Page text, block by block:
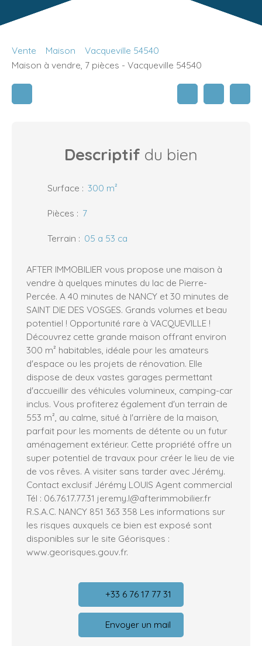
Vente Maison
Vacqueville 54540
Maison à vendre, 7 pièces - Vacqueville 54540
Descriptif du bien
Surface : 300 m²
Pièces : 7
Terrain : 05 a 53 ca
AFTER IMMOBILIER vous propose une maison à
vendre à quelques minutes du lac de Pierre-
Percée. A 40 minutes de NANCY et 30 minutes de
SAINT DIE DES VOSGES. Grands volumes et beau
potentiel ! Opportunité rare à VACQUEVILLE !
Découvrez cette grande maison offrant environ
300 m² habitables, idéale pour les amateurs
d'espace ou les projets de rénovation. Elle
dispose de deux vastes garages permettant
d'accueillir des véhicules volumineux, camping-car
inclus. Vous profiterez également d'un terrain de
553 m², au calme, situé à l'arrière de la maison,
parfait pour les moments de détente ou un futur
aménagement extérieur. Cette propriété offre un
super potentiel de travaux pour créer le lieu de vie
de vos rêves. A visiter sans tarder avec Jérémy.
Contact exclusif Jérémy LOUIS Agent commercial
Tél : 06.76.17.77.31 jeremy.l@afterimmobilier.fr
R.S.A.C. NANCY 851 363 358 Les informations sur
les risques auxquels ce bien est exposé sont
disponibles sur le site Géorisques :
www.georisques.gouv.fr.
+33 6 76 17 77 31
Envoyer un mail